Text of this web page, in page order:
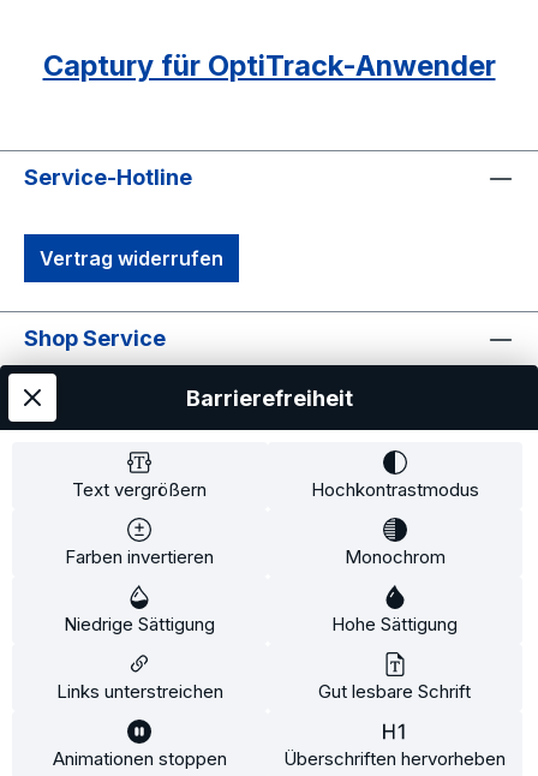
Captury für OptiTrack-Anwender
Service-Hotline
Vertrag widerrufen
Shop Service
Informationen
Versandkosten
und ggf. Nachnahmegebühren, wenn
nicht anders angegeben.
© by 2connect Ltd.&Co.KG
Text vergrößern Hochkontrastmodus
Farben invertieren Monochrom
Niedrige Sättigung Hohe Sättigung
Links unterstreichen Gut lesbare Schrift
Animationen stoppen Überschriften hervorheben
Barrierefreiheit
Diese Website verwendet Cookies, um eine bestmögliche